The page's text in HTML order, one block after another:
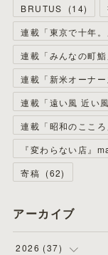
BRUTUS
(14)
連載「東京で十年
連載「みんなの町
連載「新米オーナ
連載「遠い風 近い
連載「昭和のここ
『変わらない店』
寄稿 (62)
アーカイブ
2026 (37)